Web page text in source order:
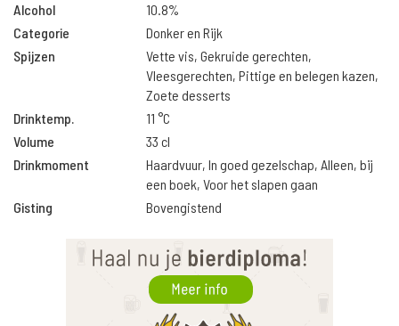
Alcohol
10.8%
Categorie
Donker en Rijk
Spijzen
Vette vis, Gekruide gerechten,
Vleesgerechten, Pittige en belegen kazen,
Zoete desserts
Drinktemp.
11 °C
Volume
33 cl
Drinkmoment
Haardvuur, In goed gezelschap, Alleen, bij
een boek, Voor het slapen gaan
Gisting
Bovengistend